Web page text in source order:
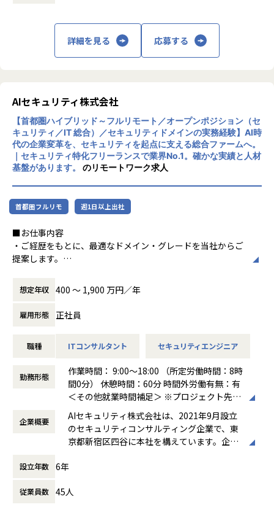
当社がベンダーアライアンスを結ぶCrowdStrikeを中核に、
導入・構築から運用設計、
インシデント対応体制の構築までを一気通貫で担っていただ
ユニット（チーム）を率いる立場として、案件だけでなく組
織そのものを創っていただくフェーズにあります。
製品導入の担当者から、顧客の防御戦略を描くコンサルタン
トへ。その転換を、統括者の立場で実現できます。
■関連する専門領域
※CrowdStrikeのご経験を軸に、以下の領域のご経験を活か
EDR・EPP導入／エンドポイント防御設計／SOC・MDR運用
／インシデントレスポンス（IR）／
デジタルフォレンジック／脅威ハンティング／UEM・MDM
■想定年収（グレード別）
任を担い、大型案件のクロージング、
顧客CxOリレーション、組織拡大まで牽引できる方（実務目
安10年以上）。
▼G3（Senior Manager）1,200～1,900万円｜
EDR／エンドポイントセキュリティ領域で複数プロジェクト
／ユニットを統括し、顧客の部長・CxOクラスとの折衝、
提案・受注から納品までをリードできる方（実務目安7～10
EDR／エンドポイントセキュリティ領域でプロジェクト責任
キュリティ顧問サービス、人材紹介・採用支
援などです。AI活用の拡大に伴うセキュリテ
ィリスクへの対応を強みとし、リスク管理か
証）およびプライバシーマークを取得してお
り、高い情報セキュリティ水準を維持してい
ます。大手コンサルティングファーム、SIe
r、医療機器メーカー、印刷会社など多様な業
界との取引実績を持つ成長企業です。
詳細を見る 応募する
AIセキュリティ株式会社
【首都圏ハイブリッド～フルリモート／オープンポジション（セ
キュリティ／IT 総合）／セキュリティドメインの実務経験】AI時
代の企業変革を、セキュリティを起点に支える総合ファームへ。
｜セキュリティ特化フリーランスで業界No.1。確かな実績と人材
基盤があります。
のリモートワーク求人
首都圏フルリモ 週1日以上出社
■お仕事内容
・ご経歴をもとに、最適なドメイン・グレードを当社からご
提案します。
ティ領域で活躍したい方を歓迎します。
■このポジションの魅力
を当社からご提案します。
長市場でキャリアを築けるポジションです。
■募集グレード
G3～G7（経験に応じて決定）
■想定年収（グレード別）
担当領域で7～10年以上の実務。複数のプロジェクトやチー
想定年収 400 〜 1,900 万円／年
雇用形態 正社員
職種 ITコンサルタント セキュリティエンジニア
勤務形態
作業時間： 9:00～18:00 （所定労働時間：8時
間0分） 休憩時間：60分 時間外労働有無：有
＜その他就業時間補足＞ ※プロジェクト先に
よる。 ※シニアコンサルタント以上は専門業
務型裁量労働制（みなし労働時間8時間）の
場合、時間外労働なし
働き方：裁量労働制
時間外労働の有無： 有（月平均0時間～30時
間）
休憩時間： 60分
企業概要
AIセキュリティ株式会社は、2021年9月設立
のセキュリティコンサルティング企業で、東
京都新宿区四谷に本社を構えています。企業
げ、企業の持続的な成長と価値向上を支援す
コンサルティング、サイバーセキュリティコ
設立年数 6年
従業員数 45人